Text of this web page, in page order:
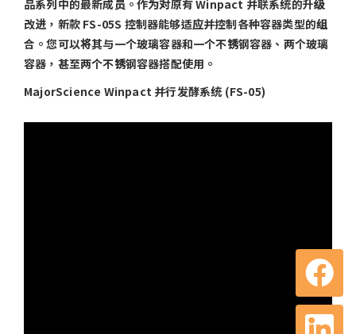
品系列中的最新成员。作为对原有 Winpact 并联系统的升级
改进，新款 FS-05S 控制器能够适应并控制各种容器类型的组
合。您可以将其与一个玻璃容器和一个不锈钢容器、两个玻璃
容器，甚至两个不锈钢容器搭配使用。
MajorScience Winpact 并行发酵系统 (FS-05)